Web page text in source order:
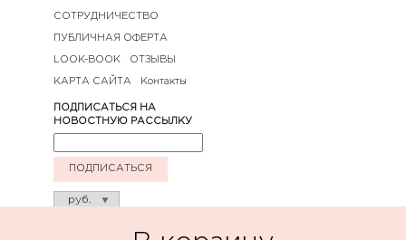
СОТРУДНИЧЕСТВО
ПУБЛИЧНАЯ ОФЕРТА
LOOK-BOOK ОТЗЫВЫ
КАРТА САЙТА Контакты
ПОДПИСАТЬСЯ НА
НОВОСТНУЮ РАССЫЛКУ
ПОДПИСАТЬСЯ